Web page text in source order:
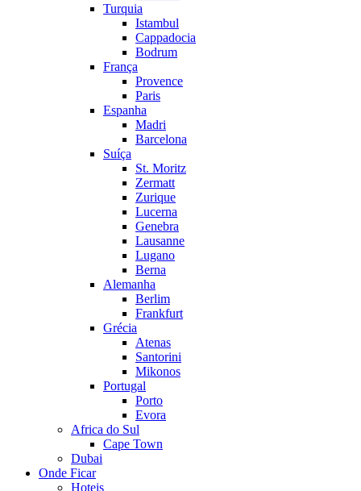
Turquia
Istambul
Cappadocia
Bodrum
França
Provence
Paris
Espanha
Madri
Barcelona
Suíça
St. Moritz
Zermatt
Zurique
Lucerna
Genebra
Lausanne
Lugano
Berna
Alemanha
Berlim
Frankfurt
Grécia
Atenas
Santorini
Mikonos
Portugal
Porto
Evora
Africa do Sul
Cape Town
Dubai
Onde Ficar
Hoteis